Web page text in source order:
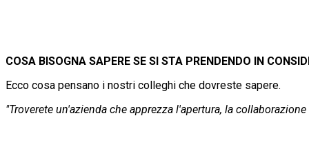
COSA BISOGNA SAPERE SE SI STA PRENDENDO IN
Ecco cosa pensano i nostri colleghi che dovreste sapere.
"Troverete un'azienda che apprezza l'apertura, la